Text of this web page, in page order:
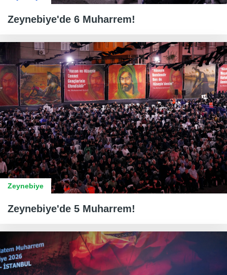
Zeynebiye'de 6 Muharrem!
Zeynebiye
Zeynebiye'de 5 Muharrem!